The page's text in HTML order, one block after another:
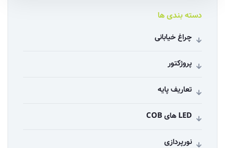
دسته بندی ها
چراغ خیابانی
پروژکتور
تعاریف پایه
LED های COB
نورپردازی